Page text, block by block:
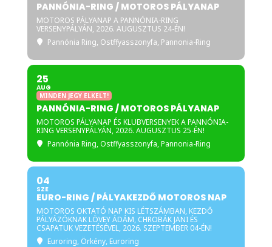
PANNÓNIA-RING / MOTOROS PÁLYANAP
MOTOROS PÁLYANAP A PANNÓNIA-RING
VERSENYPÁLYÁN, 2026. AUGUSZTUS 24-ÉN!
Pannónia Ring, Ostffyasszonyfa, Pannonia-Ring
25
AUG
MINDEN JEGY ELKELT!
PANNÓNIA-RING / MOTOROS PÁLYANAP
MOTOROS PÁLYANAP ÉS KLUBVERSENYEK A PANNÓNIA-
RING VERSENYPÁLYÁN, 2026. AUGUSZTUS 25-ÉN!
Pannónia Ring, Ostffyasszonyfa, Pannonia-Ring
04
SZE
EURO-RING / PÁLYAKEZDŐ MOTOROS NAP
MOTOROS OKTATÓ NAP KIS LÉTSZÁMBAN, KEZDŐ
PÁLYÁZÓKNAK LÖVEY ÁDÁM, CHROBÁK JANI ÉS
CSAPATUK VEZETÉSÉVEL, 2026. SZEPTEMBER 04-ÉN!
Euroring, Örkény, Euroring